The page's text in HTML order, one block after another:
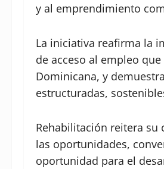
y al emprendimiento
La iniciativa reafirma la
de acceso al empleo
Dominicana, y
estructuradas,
Rehabilitación reitera
las oportunidades,
oportunidad para el